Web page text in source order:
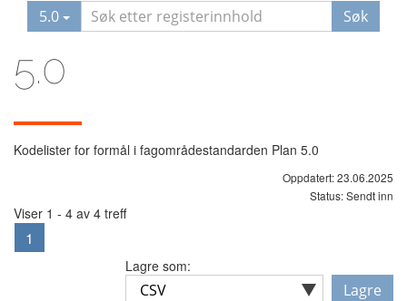
5.0 Søk
5.0
Kodelister for formål i fagområdestandarden Plan 5.0
Oppdatert: 23.06.2025
Status: Sendt inn
Viser 1 - 4 av 4 treff
1
Lagre som:
Lagre